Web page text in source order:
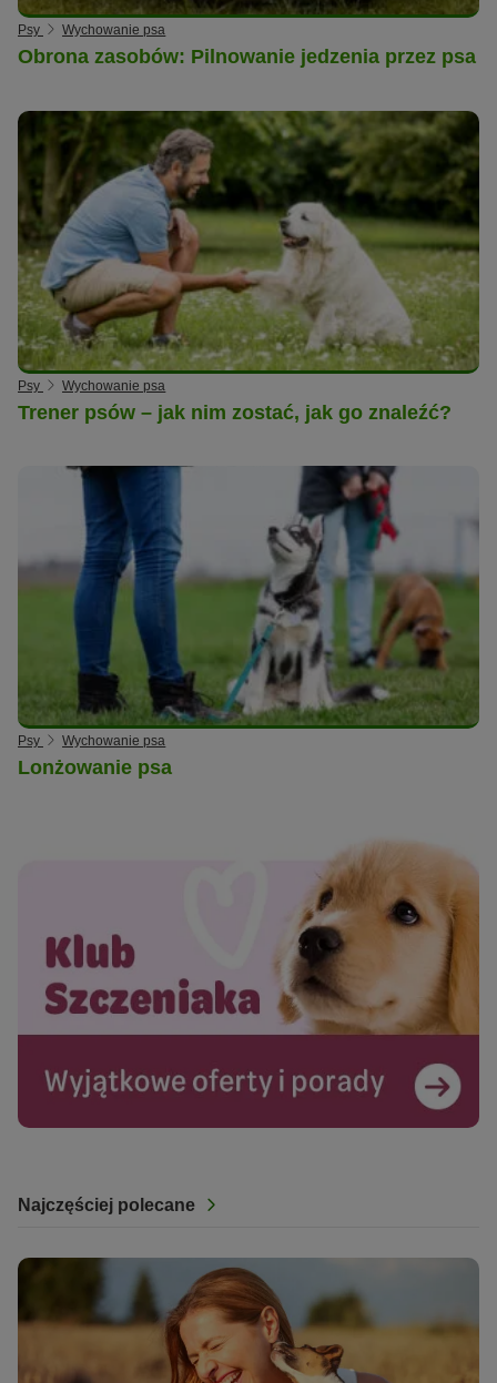
Psy Wychowanie psa
Obrona zasobów: Pilnowanie jedzenia przez psa
Psy Wychowanie psa
Trener psów – jak nim zostać, jak go znaleźć?
Psy Wychowanie psa
Lonżowanie psa
Najczęściej polecane